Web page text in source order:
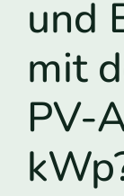
und
mit
PV-